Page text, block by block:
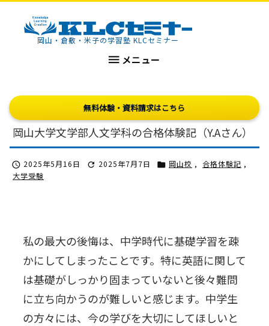
KLCセミナー岡山・倉敷・米子の学習塾 KLCセミナー
 メニュー
無料体験・資料請求はこちら
岡山大学文学部人文学科の合格体験記（Y.Aさん）
 2025年5月16日  2025年7月7日  岡山校 , 合格体験記 ,
大学受験
私の最大の後悔は、中学時代に基礎学習を疎
かにしてしまったことです。特に英語に関して
は基礎がしっかり固まっていないと後々難問
に立ち向かうのが難しいと感じます。中学生
の方々には、今の学びを大切にしてほしいと